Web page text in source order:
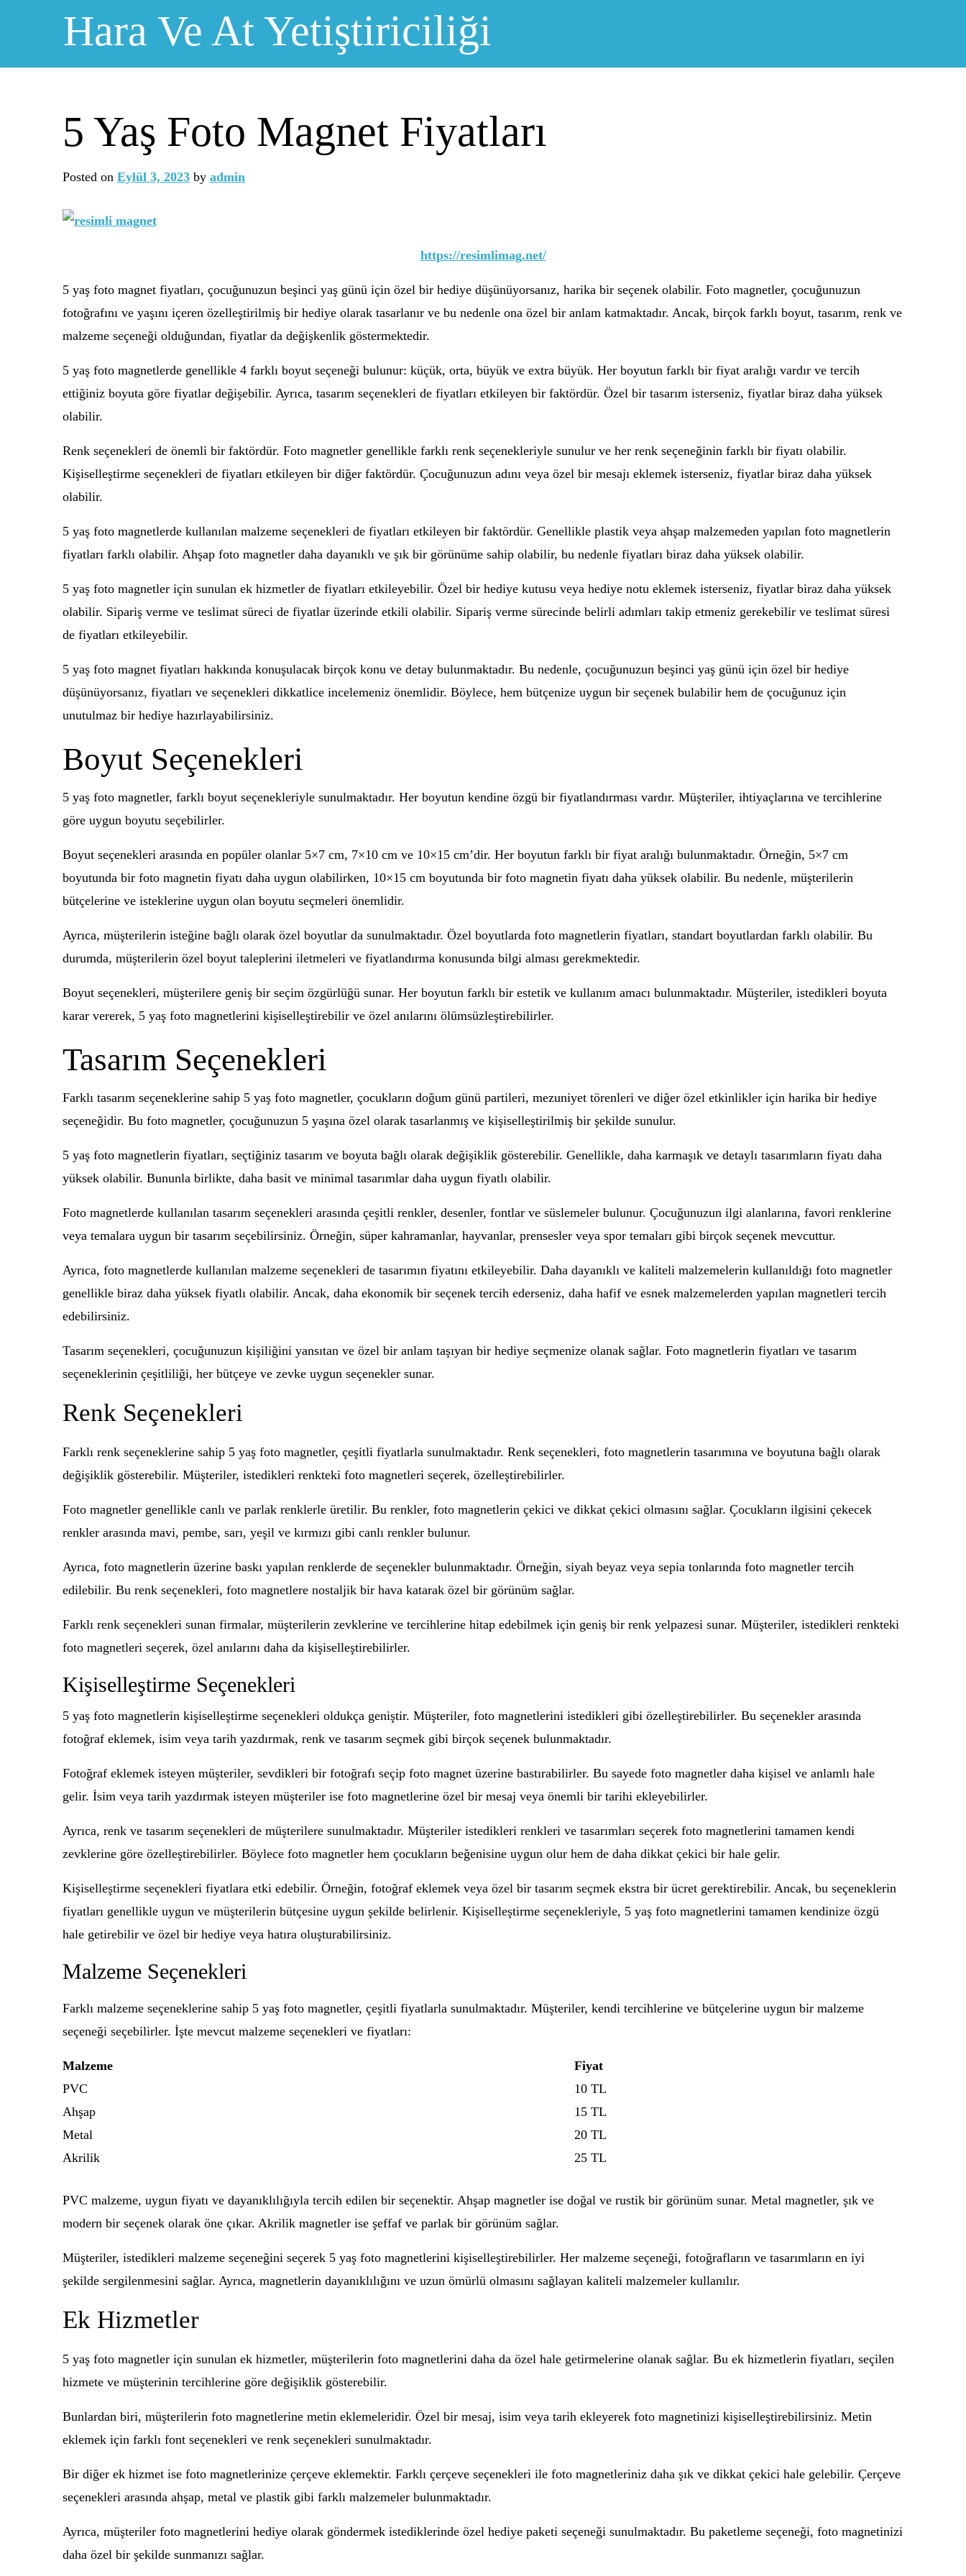
Hara Ve At Yetiştiriciliği
5 Yaş Foto Magnet Fiyatları
Posted on Eylül 3, 2023 by admin
https://resimlimag.net/
5 yaş foto magnet fiyatları, çocuğunuzun beşinci yaş günü için özel bir hediye düşünüyorsanız, harika bir seçenek olabilir. Foto magnetler, çocuğunuzun
fotoğrafını ve yaşını içeren özelleştirilmiş bir hediye olarak tasarlanır ve bu nedenle ona özel bir anlam katmaktadır. Ancak, birçok farklı boyut, tasarım, renk ve
malzeme seçeneği olduğundan, fiyatlar da değişkenlik göstermektedir.
5 yaş foto magnetlerde genellikle 4 farklı boyut seçeneği bulunur: küçük, orta, büyük ve extra büyük. Her boyutun farklı bir fiyat aralığı vardır ve tercih
ettiğiniz boyuta göre fiyatlar değişebilir. Ayrıca, tasarım seçenekleri de fiyatları etkileyen bir faktördür. Özel bir tasarım isterseniz, fiyatlar biraz daha yüksek
olabilir.
Renk seçenekleri de önemli bir faktördür. Foto magnetler genellikle farklı renk seçenekleriyle sunulur ve her renk seçeneğinin farklı bir fiyatı olabilir.
Kişiselleştirme seçenekleri de fiyatları etkileyen bir diğer faktördür. Çocuğunuzun adını veya özel bir mesajı eklemek isterseniz, fiyatlar biraz daha yüksek
olabilir.
5 yaş foto magnetlerde kullanılan malzeme seçenekleri de fiyatları etkileyen bir faktördür. Genellikle plastik veya ahşap malzemeden yapılan foto magnetlerin
fiyatları farklı olabilir. Ahşap foto magnetler daha dayanıklı ve şık bir görünüme sahip olabilir, bu nedenle fiyatları biraz daha yüksek olabilir.
5 yaş foto magnetler için sunulan ek hizmetler de fiyatları etkileyebilir. Özel bir hediye kutusu veya hediye notu eklemek isterseniz, fiyatlar biraz daha yüksek
olabilir. Sipariş verme ve teslimat süreci de fiyatlar üzerinde etkili olabilir. Sipariş verme sürecinde belirli adımları takip etmeniz gerekebilir ve teslimat süresi
de fiyatları etkileyebilir.
5 yaş foto magnet fiyatları hakkında konuşulacak birçok konu ve detay bulunmaktadır. Bu nedenle, çocuğunuzun beşinci yaş günü için özel bir hediye
düşünüyorsanız, fiyatları ve seçenekleri dikkatlice incelemeniz önemlidir. Böylece, hem bütçenize uygun bir seçenek bulabilir hem de çocuğunuz için
unutulmaz bir hediye hazırlayabilirsiniz.
Boyut Seçenekleri
5 yaş foto magnetler, farklı boyut seçenekleriyle sunulmaktadır. Her boyutun kendine özgü bir fiyatlandırması vardır. Müşteriler, ihtiyaçlarına ve tercihlerine
göre uygun boyutu seçebilirler.
Boyut seçenekleri arasında en popüler olanlar 5×7 cm, 7×10 cm ve 10×15 cm’dir. Her boyutun farklı bir fiyat aralığı bulunmaktadır. Örneğin, 5×7 cm
boyutunda bir foto magnetin fiyatı daha uygun olabilirken, 10×15 cm boyutunda bir foto magnetin fiyatı daha yüksek olabilir. Bu nedenle, müşterilerin
bütçelerine ve isteklerine uygun olan boyutu seçmeleri önemlidir.
Ayrıca, müşterilerin isteğine bağlı olarak özel boyutlar da sunulmaktadır. Özel boyutlarda foto magnetlerin fiyatları, standart boyutlardan farklı olabilir. Bu
durumda, müşterilerin özel boyut taleplerini iletmeleri ve fiyatlandırma konusunda bilgi alması gerekmektedir.
Boyut seçenekleri, müşterilere geniş bir seçim özgürlüğü sunar. Her boyutun farklı bir estetik ve kullanım amacı bulunmaktadır. Müşteriler, istedikleri boyuta
karar vererek, 5 yaş foto magnetlerini kişiselleştirebilir ve özel anılarını ölümsüzleştirebilirler.
Tasarım Seçenekleri
Farklı tasarım seçeneklerine sahip 5 yaş foto magnetler, çocukların doğum günü partileri, mezuniyet törenleri ve diğer özel etkinlikler için harika bir hediye
seçeneğidir. Bu foto magnetler, çocuğunuzun 5 yaşına özel olarak tasarlanmış ve kişiselleştirilmiş bir şekilde sunulur.
5 yaş foto magnetlerin fiyatları, seçtiğiniz tasarım ve boyuta bağlı olarak değişiklik gösterebilir. Genellikle, daha karmaşık ve detaylı tasarımların fiyatı daha
yüksek olabilir. Bununla birlikte, daha basit ve minimal tasarımlar daha uygun fiyatlı olabilir.
Foto magnetlerde kullanılan tasarım seçenekleri arasında çeşitli renkler, desenler, fontlar ve süslemeler bulunur. Çocuğunuzun ilgi alanlarına, favori renklerine
veya temalara uygun bir tasarım seçebilirsiniz. Örneğin, süper kahramanlar, hayvanlar, prensesler veya spor temaları gibi birçok seçenek mevcuttur.
Ayrıca, foto magnetlerde kullanılan malzeme seçenekleri de tasarımın fiyatını etkileyebilir. Daha dayanıklı ve kaliteli malzemelerin kullanıldığı foto magnetler
genellikle biraz daha yüksek fiyatlı olabilir. Ancak, daha ekonomik bir seçenek tercih ederseniz, daha hafif ve esnek malzemelerden yapılan magnetleri tercih
edebilirsiniz.
Tasarım seçenekleri, çocuğunuzun kişiliğini yansıtan ve özel bir anlam taşıyan bir hediye seçmenize olanak sağlar. Foto magnetlerin fiyatları ve tasarım
seçeneklerinin çeşitliliği, her bütçeye ve zevke uygun seçenekler sunar.
Renk Seçenekleri
Farklı renk seçeneklerine sahip 5 yaş foto magnetler, çeşitli fiyatlarla sunulmaktadır. Renk seçenekleri, foto magnetlerin tasarımına ve boyutuna bağlı olarak
değişiklik gösterebilir. Müşteriler, istedikleri renkteki foto magnetleri seçerek, özelleştirebilirler.
Foto magnetler genellikle canlı ve parlak renklerle üretilir. Bu renkler, foto magnetlerin çekici ve dikkat çekici olmasını sağlar. Çocukların ilgisini çekecek
renkler arasında mavi, pembe, sarı, yeşil ve kırmızı gibi canlı renkler bulunur.
Ayrıca, foto magnetlerin üzerine baskı yapılan renklerde de seçenekler bulunmaktadır. Örneğin, siyah beyaz veya sepia tonlarında foto magnetler tercih
edilebilir. Bu renk seçenekleri, foto magnetlere nostaljik bir hava katarak özel bir görünüm sağlar.
Farklı renk seçenekleri sunan firmalar, müşterilerin zevklerine ve tercihlerine hitap edebilmek için geniş bir renk yelpazesi sunar. Müşteriler, istedikleri renkteki
foto magnetleri seçerek, özel anılarını daha da kişiselleştirebilirler.
Kişiselleştirme Seçenekleri
5 yaş foto magnetlerin kişiselleştirme seçenekleri oldukça geniştir. Müşteriler, foto magnetlerini istedikleri gibi özelleştirebilirler. Bu seçenekler arasında
fotoğraf eklemek, isim veya tarih yazdırmak, renk ve tasarım seçmek gibi birçok seçenek bulunmaktadır.
Fotoğraf eklemek isteyen müşteriler, sevdikleri bir fotoğrafı seçip foto magnet üzerine bastırabilirler. Bu sayede foto magnetler daha kişisel ve anlamlı hale
gelir. İsim veya tarih yazdırmak isteyen müşteriler ise foto magnetlerine özel bir mesaj veya önemli bir tarihi ekleyebilirler.
Ayrıca, renk ve tasarım seçenekleri de müşterilere sunulmaktadır. Müşteriler istedikleri renkleri ve tasarımları seçerek foto magnetlerini tamamen kendi
zevklerine göre özelleştirebilirler. Böylece foto magnetler hem çocukların beğenisine uygun olur hem de daha dikkat çekici bir hale gelir.
Kişiselleştirme seçenekleri fiyatlara etki edebilir. Örneğin, fotoğraf eklemek veya özel bir tasarım seçmek ekstra bir ücret gerektirebilir. Ancak, bu seçeneklerin
fiyatları genellikle uygun ve müşterilerin bütçesine uygun şekilde belirlenir. Kişiselleştirme seçenekleriyle, 5 yaş foto magnetlerini tamamen kendinize özgü
hale getirebilir ve özel bir hediye veya hatıra oluşturabilirsiniz.
Malzeme Seçenekleri
Farklı malzeme seçeneklerine sahip 5 yaş foto magnetler, çeşitli fiyatlarla sunulmaktadır. Müşteriler, kendi tercihlerine ve bütçelerine uygun bir malzeme
seçeneği seçebilirler. İşte mevcut malzeme seçenekleri ve fiyatları:
Malzeme
Fiyat
PVC
10 TL
Ahşap
15 TL
Metal
20 TL
Akrilik
25 TL
PVC malzeme, uygun fiyatı ve dayanıklılığıyla tercih edilen bir seçenektir. Ahşap magnetler ise doğal ve rustik bir görünüm sunar. Metal magnetler, şık ve
modern bir seçenek olarak öne çıkar. Akrilik magnetler ise şeffaf ve parlak bir görünüm sağlar.
Müşteriler, istedikleri malzeme seçeneğini seçerek 5 yaş foto magnetlerini kişiselleştirebilirler. Her malzeme seçeneği, fotoğrafların ve tasarımların en iyi
şekilde sergilenmesini sağlar. Ayrıca, magnetlerin dayanıklılığını ve uzun ömürlü olmasını sağlayan kaliteli malzemeler kullanılır.
Ek Hizmetler
5 yaş foto magnetler için sunulan ek hizmetler, müşterilerin foto magnetlerini daha da özel hale getirmelerine olanak sağlar. Bu ek hizmetlerin fiyatları, seçilen
hizmete ve müşterinin tercihlerine göre değişiklik gösterebilir.
Bunlardan biri, müşterilerin foto magnetlerine metin eklemeleridir. Özel bir mesaj, isim veya tarih ekleyerek foto magnetinizi kişiselleştirebilirsiniz. Metin
eklemek için farklı font seçenekleri ve renk seçenekleri sunulmaktadır.
Bir diğer ek hizmet ise foto magnetlerinize çerçeve eklemektir. Farklı çerçeve seçenekleri ile foto magnetleriniz daha şık ve dikkat çekici hale gelebilir. Çerçeve
seçenekleri arasında ahşap, metal ve plastik gibi farklı malzemeler bulunmaktadır.
Ayrıca, müşteriler foto magnetlerini hediye olarak göndermek istediklerinde özel hediye paketi seçeneği sunulmaktadır. Bu paketleme seçeneği, foto magnetinizi
daha özel bir şekilde sunmanızı sağlar.